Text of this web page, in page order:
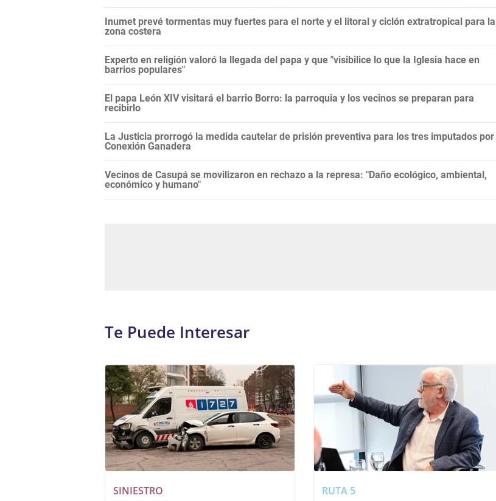
Inumet prevé tormentas muy fuertes para el norte y el litoral y ciclón extratropical para la
zona costera
Experto en religión valoró la llegada del papa y que "visibilice lo que la Iglesia hace en
barrios populares"
El papa León XIV visitará el barrio Borro: la parroquia y los vecinos se preparan para
recibirlo
La Justicia prorrogó la medida cautelar de prisión preventiva para los tres imputados por
Conexión Ganadera
Vecinos de Casupá se movilizaron en rechazo a la represa: "Daño ecológico, ambiental,
económico y humano"
Te Puede Interesar
SINIESTRO RUTA 5